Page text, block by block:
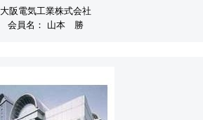
大阪電気工業株式会社
会員名：
山本 勝